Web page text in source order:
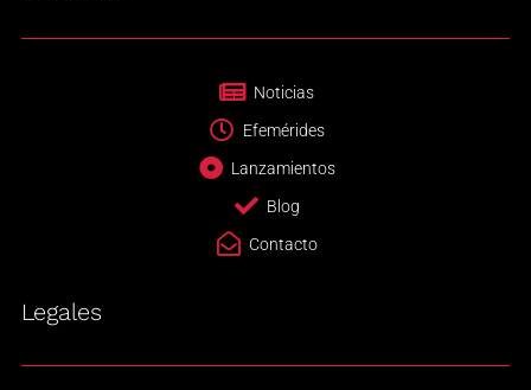
Noticias
Efemérides
Lanzamientos
Blog
Contacto
Legales